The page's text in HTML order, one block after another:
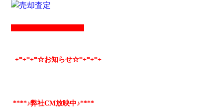
+*+*+*☆お知らせ☆*+*+*+
****♪弊社CM放映中♪****